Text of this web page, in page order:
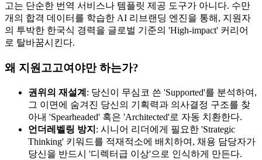
고는 단순한 번역 서비스나 템플릿 제공 도구가 아니다. 수만
개의 합격 데이터를 학습한 AI 리브랜딩 엔진을 통해, 지원자
의 투박한 한국식 경력을 글로벌 기준의 'High-impact' 커리어
로 탈바꿈시킨다.
왜 지원고고여야만 하는가?
권위의 재설계 : 당신이 무심코 쓴 'Supported'를 분석하여,
그 이면에 숨겨진 당신의 기획력과 의사결정 구조를 찾
아내 'Spearheaded' 혹은 'Architected'로 자동 치환한다.
언더레벨링 방지 : 시니어 리더에게 필요한 'Strategic
Thinking' 키워드를 적재적소에 배치하여, 채용 담당자가
당신을 반드시 '디렉터급 이상'으로 인식하게 만든다.